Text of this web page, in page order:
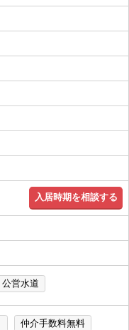
入居時期を相談する
公営水道
仲介手数料無料